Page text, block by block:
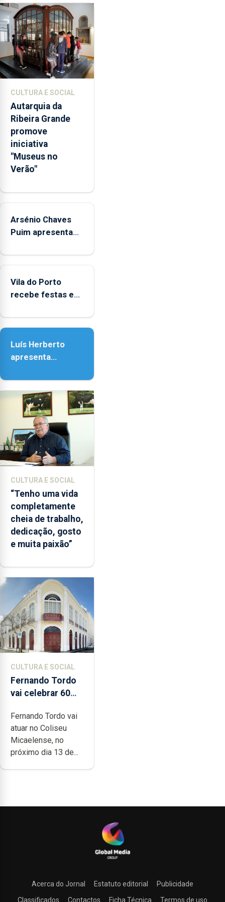
Região,
defendendo
que
o
setor
deve
na
criação
de
valor
e
"não
ficar
de
único
indicador
CULTURA E SOCIAL
Autarquia da
Ribeira Grande
promove
iniciativa
"Museus no
Verão"
Arsénio Chaves
Puim apresenta
Biblioteca de Vila
Vila do Porto
recebe festas em
Senhora da
Luís Herberto
apresenta
Paisagem’
CULTURA E SOCIAL
“Tenho uma vida
completamente
cheia de trabalho,
dedicação, gosto
e muita paixão”
CULTURA E SOCIAL
Fernando Tordo
vai celebrar 60
no Coliseu
Micaelense
Fernando Tordo vai
atuar no Coliseu
Micaelense, no
próximo dia 13 de...
Acerca do Jornal Estatuto editorial
Publicidade
Classificados
Contactos Ficha Técnica Termos de uso